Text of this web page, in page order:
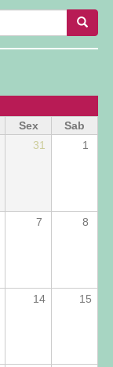
Busca
Sex
Sab
31 1
7 8
14 15